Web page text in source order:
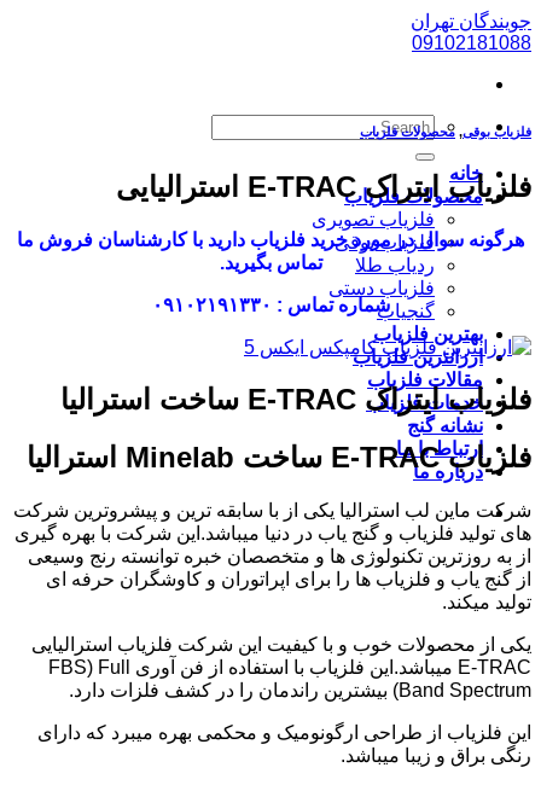
پرش
به
جویندگان تهران
09102181088
خانه
محصولات فلزیاب
فلزیاب تصویری
فلزیاب بوقی
ردیاب طلا
فلزیاب دستی
گنجیاب
بهترین فلزیاب
ارزانترین فلزیاب
مقالات فلزیاب
خدمات فلزیاب
نشانه گنج
ارتباط با ما
درباره ما
فلزیاب بوقی, محصولات فلزیاب
فلزیاب ایتراک E-TRAC استرالیایی
هرگونه سوال در مورد خرید فلزیاب دارید با کارشناسان فروش ما
تماس بگیرید.
شماره تماس : ۰۹۱۰۲۱۹۱۳۳۰
فلزیاب ایتراک E-TRAC ساخت استرالیا
فلزیاب E-TRAC ساخت Minelab استرالیا
شرکت ماین لب استرالیا یکی از با سابقه ترین و پیشروترین شرکت
های تولید فلزیاب و گنج یاب در دنیا میباشد.این شرکت با بهره گیری
از به روزترین تکنولوژی ها و متخصصان خبره توانسته رنج وسیعی
از گنج یاب و فلزیاب ها را برای اپراتوران و کاوشگران حرفه ای
تولید میکند.
یکی از محصولات خوب و با کیفیت این شرکت فلزیاب استرالیایی
E-TRAC میباشد.این فلزیاب با استفاده از فن آوری FBS) Full
Band Spectrum) بیشترین راندمان را در کشف فلزات دارد.
این فلزیاب از طراحی ارگونومیک و محکمی بهره میبرد که دارای
رنگی براق و زیبا میباشد.